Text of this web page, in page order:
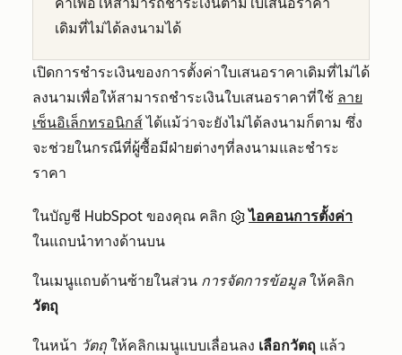
เดิมที่ไม่ได้ลงนามได้
เปิดการชำระเงินของการตั้งค่าใบเสนอราคาเดิมที่ไม่ได้
ลงนามเพื่อให้สามารถชำระเงินใบเสนอราคาที่ใช้ ลาย
เซ็นอิเล็กทรอนิกส์ได้แม้ว่าจะยังไม่ได้ลงนามก็ตาม ซึ่ง
จะช่วยในกรณีที่ผู้ซื้อมีฝ่ายต่างๆที่ลงนามและชำระ
ราคา
ในบัญชี HubSpot ของคุณ คลิก
ไอคอนการตั้งค่า
ในแถบนำทางด้านบน
ในเมนูแถบด้านซ้ายในส่วน การจัดการข้อมูล ให้คลิก
วัตถุ
ในหน้า วัตถุ ให้คลิกเมนูแบบเลื่อนลง เลือกวัตถุ แล้ว